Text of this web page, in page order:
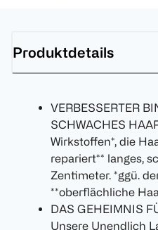
Produktdetails
VERBESSERTER
SCHWACHES
Wirkstoffen*, die
repariert** langes,
Zentimeter. *ggü.
**oberflächliche
DAS GEHEIMNIS
Unsere Unendlich